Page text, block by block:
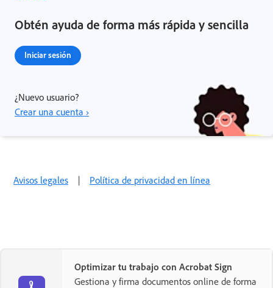
Obtén ayuda de forma más rápida y sencilla
Iniciar sesión
¿Nuevo usuario?
Crear una cuenta ›
Avisos legales | Política de privacidad en línea
Optimizar tu trabajo con Acrobat Sign
Gestiona y firma documentos online de forma